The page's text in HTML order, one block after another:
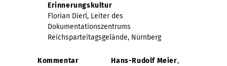
Erinnerungskultur
Florian Dierl, Leiter des
Dokumentationszentrums
Reichsparteitagsgelände, Nürnberg
Kommentar Hans-Rudolf Meier,